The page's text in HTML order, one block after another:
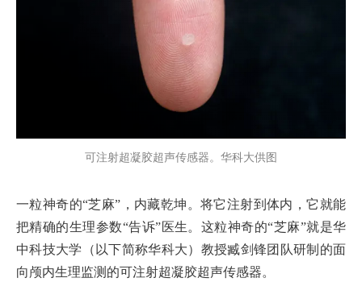
可注射超凝胶超声传感器。华科大供图
一粒神奇的“芝麻”，内藏乾坤。将它注射到体内，它就能
把精确的生理参数“告诉”医生。这粒神奇的“芝麻”就是华
中科技大学（以下简称华科大）教授臧剑锋团队研制的面
向颅内生理监测的可注射超凝胶超声传感器。